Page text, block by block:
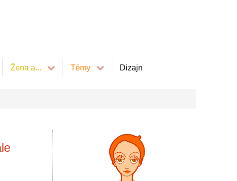
Žena a... Témy Dizajn